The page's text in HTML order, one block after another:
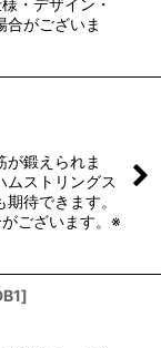
・デザイン・
合がございま
が鍛えられま
ムストリングス
待できます。
ございます。※
]